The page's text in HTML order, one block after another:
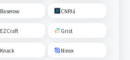
Baserow CNPJá
EZCraft Grist
Knack Ninox